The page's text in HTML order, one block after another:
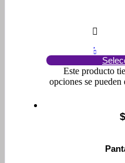
Este producto
opciones se
$